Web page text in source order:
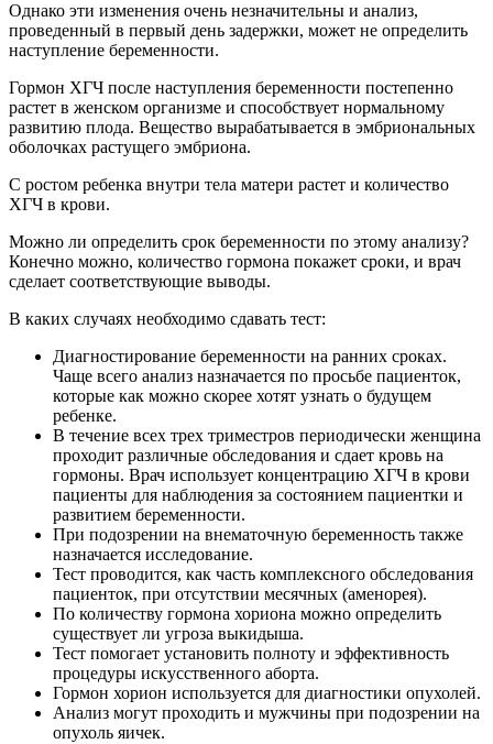
Однако эти изменения очень незначительны и анализ,
проведенный в первый день задержки, может не определить
наступление беременности.
Гормон ХГЧ после наступления беременности постепенно
растет в женском организме и способствует нормальному
развитию плода. Вещество вырабатывается в эмбриональных
оболочках растущего эмбриона.
С ростом ребенка внутри тела матери растет и количество
ХГЧ в крови.
Можно ли определить срок беременности по этому анализу?
Конечно можно, количество гормона покажет сроки, и врач
сделает соответствующие выводы.
В каких случаях необходимо сдавать тест:
Диагностирование беременности на ранних сроках.
Чаще всего анализ назначается по просьбе пациенток,
которые как можно скорее хотят узнать о будущем
ребенке.
В течение всех трех триместров периодически женщина
проходит различные обследования и сдает кровь на
гормоны. Врач использует концентрацию ХГЧ в крови
пациенты для наблюдения за состоянием пациентки и
развитием беременности.
При подозрении на внематочную беременность также
назначается исследование.
Тест проводится, как часть комплексного обследования
пациенток, при отсутствии месячных (аменорея).
По количеству гормона хориона можно определить
существует ли угроза выкидыша.
Тест помогает установить полноту и эффективность
процедуры искусственного аборта.
Гормон хорион используется для диагностики опухолей.
Анализ могут проходить и мужчины при подозрении на
опухоль яичек.